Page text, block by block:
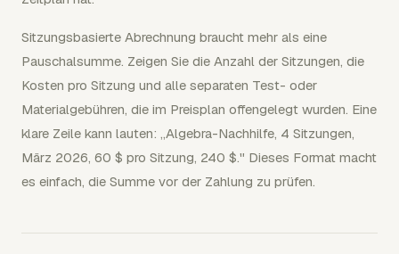
Sitzungsbasierte Abrechnung braucht mehr als eine
Pauschalsumme. Zeigen Sie die Anzahl der Sitzungen, die
Kosten pro Sitzung und alle separaten Test- oder
Materialgebühren, die im Preisplan offengelegt wurden. Eine
klare Zeile kann lauten: „Algebra-Nachhilfe, 4 Sitzungen,
März 2026, 60 $ pro Sitzung, 240 $." Dieses Format macht
es einfach, die Summe vor der Zahlung zu prüfen.